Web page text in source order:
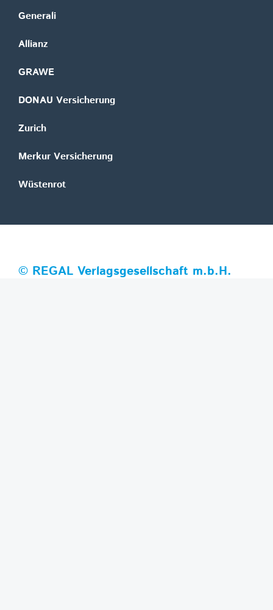
Generali
Allianz
GRAWE
DONAU Versicherung
Zurich
Merkur Versicherung
Wüstenrot
© REGAL Verlagsgesellschaft m.b.H.